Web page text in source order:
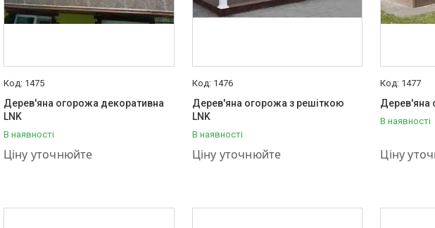
1475
Дерев'яна огорожа декоративна
LNK
В наявності
Ціну уточнюйте
+380 (95) 001-03-55
1476
Дерев'яна огорожа з решіткою
LNK
В наявності
Ціну уточнюйте
+380 (95) 001-03-55
1477
Дерев'яна
В наявності
Ціну
+380 (95)